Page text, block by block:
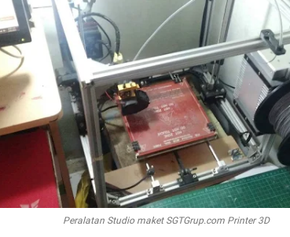
Peralatan Studio maket SGTGrup.com Printer 3D